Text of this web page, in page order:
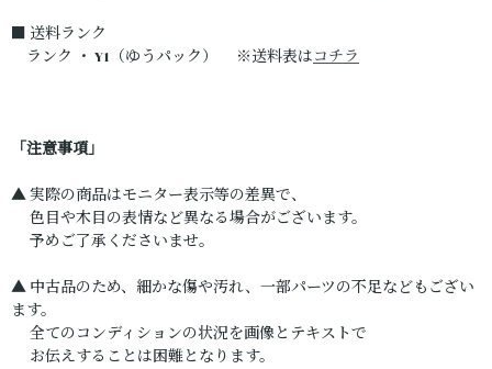
■ 送料ランク
ランク ・ Y1（ゆうパック） ※送料表はコチラ
「注意事項」
▲ 実際の商品はモニター表示等の差異で、
色目や木目の表情など異なる場合がございます。
予めご了承くださいませ。
▲ 中古品のため、細かな傷や汚れ、一部パーツの不足などもござい
ます。
全てのコンディションの状況を画像とテキストで
お伝えすることは困難となります。